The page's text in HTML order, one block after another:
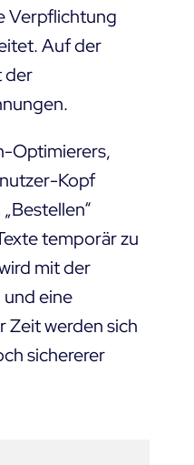
Verpflichtung
Auf der
der
Optimierers,
Kopf
temporär zu
mit der
eine
Zeit werden sich
sichererer